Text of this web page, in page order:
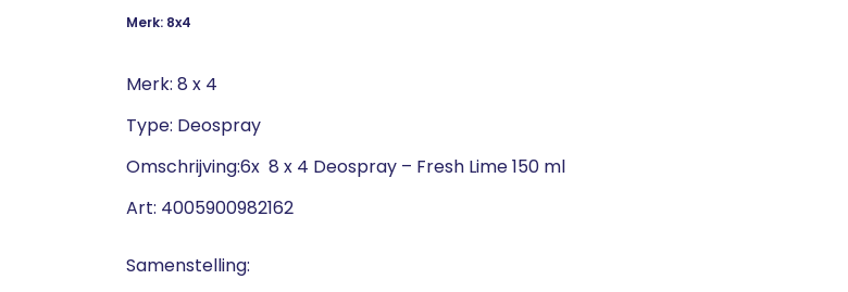
Merk: 8x4
Merk: 8 x 4
Type: Deospray
Omschrijving:6x 8 x 4 Deospray – Fresh Lime 150 ml
Art: 4005900982162
Samenstelling: